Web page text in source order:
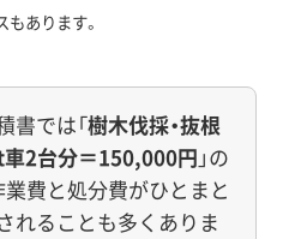
あります。
書では「樹木伐採・抜根
車2台分＝150,000円 」の
業費と処分費がひとまと
れることも多くありま